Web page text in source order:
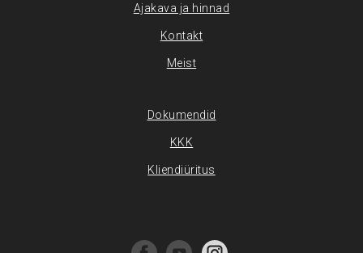
Ajakava ja hinnad
Kontakt
Meist
Dokumendid
KKK
Kliendiüritus